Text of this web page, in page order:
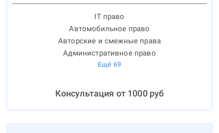
IT право
Автомобильное право
Авторские и смежные права
Административное право
Ещё 69
Консультация от 1000руб